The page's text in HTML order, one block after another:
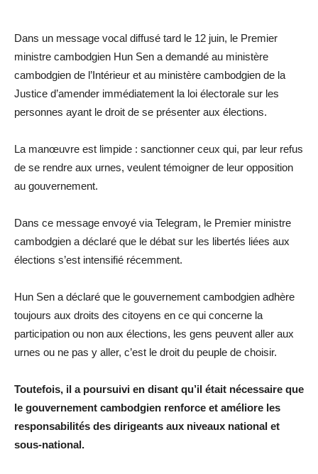
Dans un message vocal diffusé tard le 12 juin, le Premier
ministre cambodgien Hun Sen a demandé au ministère
cambodgien de l’Intérieur et au ministère cambodgien de la
Justice d’amender immédiatement la loi électorale sur les
personnes ayant le droit de se présenter aux élections.
La manœuvre est limpide : sanctionner ceux qui, par leur refus
de se rendre aux urnes, veulent témoigner de leur opposition
au gouvernement.
Dans ce message envoyé via Telegram, le Premier ministre
cambodgien a déclaré que le débat sur les libertés liées aux
élections s’est intensifié récemment.
Hun Sen a déclaré que le gouvernement cambodgien adhère
toujours aux droits des citoyens en ce qui concerne la
participation ou non aux élections, les gens peuvent aller aux
urnes ou ne pas y aller, c’est le droit du peuple de choisir.
Toutefois, il a poursuivi en disant qu’il était nécessaire que
le gouvernement cambodgien renforce et améliore les
responsabilités des dirigeants aux niveaux national et
sous-national.